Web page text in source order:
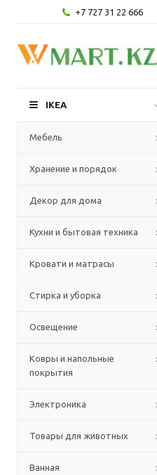
+7 727 31 22 666
IKEA
Мебель
Хранение и порядок
Декор для дома
Кухни и бытовая техника
Кровати и матрасы
Стирка и уборка
Освещение
Ковры и напольные
покрытия
Электроника
Товары для животных
Ванная